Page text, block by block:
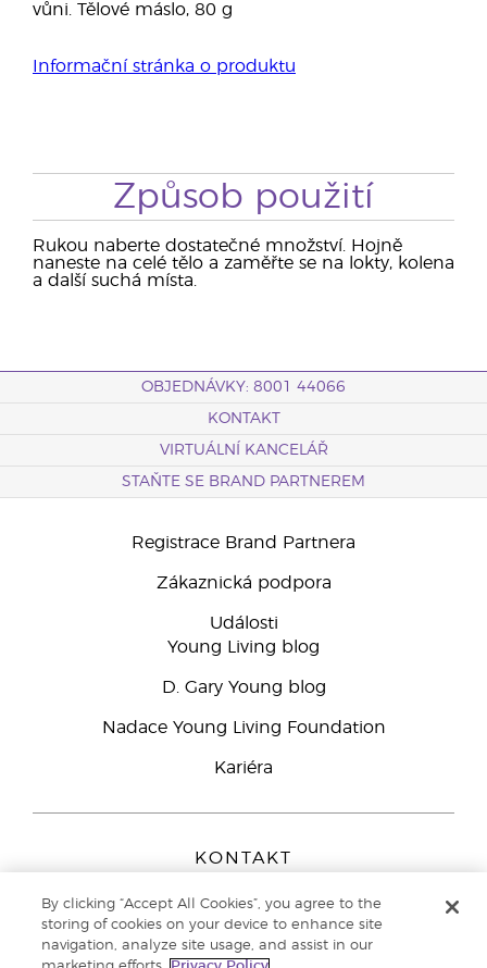
vůni. Tělové máslo, 80 g
Informační stránka o produktu
Způsob použití
Rukou naberte dostatečné množství. Hojně
naneste na celé tělo a zaměřte se na lokty, kolena
a další suchá místa.
OBJEDNÁVKY: 8001 44066
KONTAKT
VIRTUÁLNÍ KANCELÁŘ
STAŇTE SE BRAND PARTNEREM
Registrace Brand Partnera
Zákaznická podpora
Události
Young Living blog
D. Gary Young blog
Nadace Young Living Foundation
Kariéra
KONTAKT
Peizerweg 97
9727 AJ Groningen
Netherlands
By clicking “Accept All Cookies”, you agree to the
storing of cookies on your device to enhance site
navigation, analyze site usage, and assist in our